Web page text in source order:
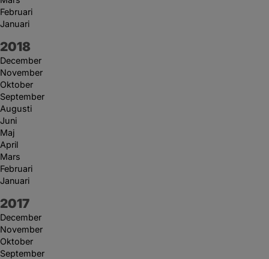
Februari
Januari
År:
2018
December
November
Oktober
September
Augusti
Juni
Maj
April
Mars
Februari
Januari
År:
2017
December
November
Oktober
September